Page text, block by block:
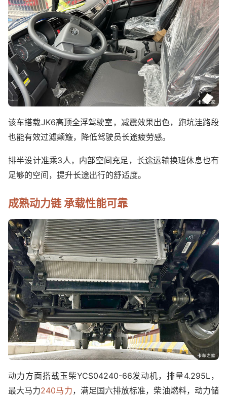
该车搭载JK6高顶全浮驾驶室，减震效果出色，跑坑洼路段
也能有效过滤颠簸，降低驾驶员长途疲劳感。
排半设计准乘3人，内部空间充足，长途运输换班休息也有
足够的空间，提升长途出行的舒适度。
成熟动力链 承载性能可靠
动力方面搭载玉柴YCS04240-66发动机，排量4.295L，
最大马力240马力，满足国六排放标准，柴油燃料，动力储